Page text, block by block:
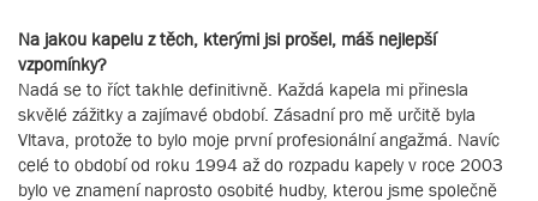
Na jakou kapelu z těch, kterými jsi prošel, máš nejlepší
vzpomínky?
Nadá se to říct takhle definitivně. Každá kapela mi přinesla
skvělé zážitky a zajímavé období. Zásadní pro mě určitě byla
Vltava, protože to bylo moje první profesionální angažmá. Navíc
celé to období od roku 1994 až do rozpadu kapely v roce 2003
bylo ve znamení naprosto osobité hudby, kterou jsme společně